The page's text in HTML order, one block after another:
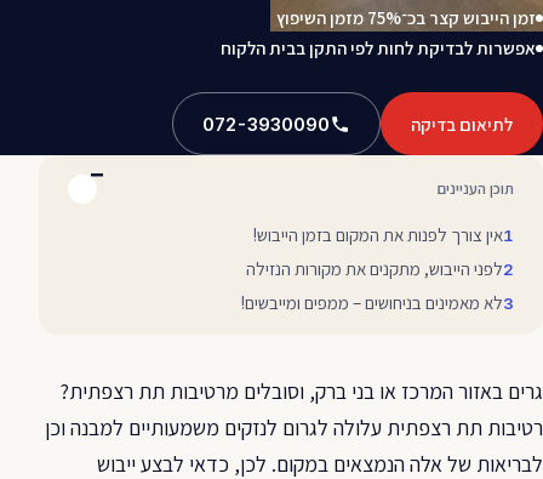
זמן הייבוש קצר בכ־75% מזמן השיפוץ
אפשרות לבדיקת לחות לפי התקן בבית הלקוח
לתיאום בדיקה 072-3930090
גרים באזור המרכז או בני ברק, וסובלים מרטיבות תת רצפתית?
רטיבות תת רצפתית עלולה לגרום לנזקים משמעותיים למבנה וכן
לבריאות של אלה הנמצאים במקום. לכן, כדאי לבצע ייבוש
תוכן העניינים
אין צורך לפנות את המקום בזמן הייבוש!
לפני הייבוש, מתקנים את מקורות הנזילה
לא מאמינים בניחושים – ממפים ומייבשים!